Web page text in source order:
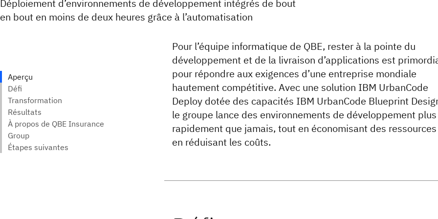
Déploiement d’environnements de développement intégrés de bout
en bout en moins de deux heures grâce à l’automatisation
Pour l’équipe informatique de QBE, rester à la pointe du
développement et de la livraison d’applications est
pour répondre aux exigences d’une entreprise mondiale
hautement compétitive. Avec une solution IBM UrbanCode
Deploy dotée des capacités IBM UrbanCode Blueprint
le groupe lance des environnements de développement plus
rapidement que jamais, tout en économisant des
en réduisant les coûts.